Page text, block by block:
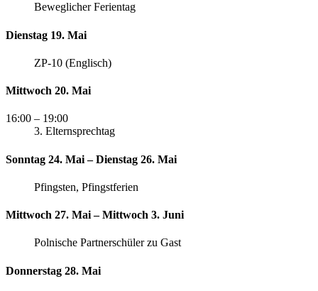
Beweglicher Ferientag
Dienstag 19. Mai
ZP-10 (Englisch)
Mittwoch 20. Mai
16:00 – 19:00
3. Elternsprechtag
Sonntag 24. Mai – Dienstag 26. Mai
Pfingsten, Pfingstferien
Mittwoch 27. Mai – Mittwoch 3. Juni
Polnische Partnerschüler zu Gast
Donnerstag 28. Mai